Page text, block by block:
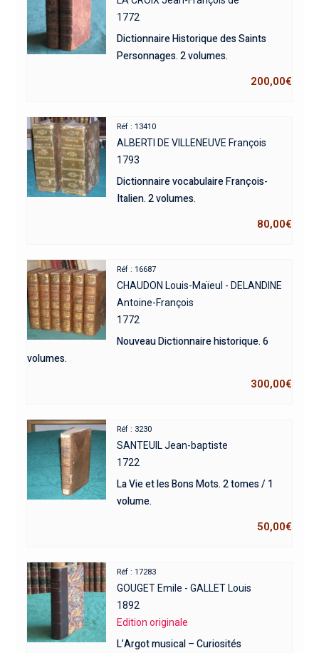
1772
Dictionnaire Historique des Saints
Personnages. 2 volumes.
200,00€
Réf : 13410
ALBERTI DE VILLENEUVE François
1793
Dictionnaire vocabulaire François-
Italien. 2 volumes.
80,00€
Réf : 16687
CHAUDON Louis-Maïeul - DELANDINE
Antoine-François
1772
Nouveau Dictionnaire historique. 6
volumes.
300,00€
Réf : 3230
SANTEUIL Jean-baptiste
1722
La Vie et les Bons Mots. 2 tomes / 1
volume.
50,00€
Réf : 17283
GOUGET Emile - GALLET Louis
1892
Edition originale
L’Argot musical – Curiosités